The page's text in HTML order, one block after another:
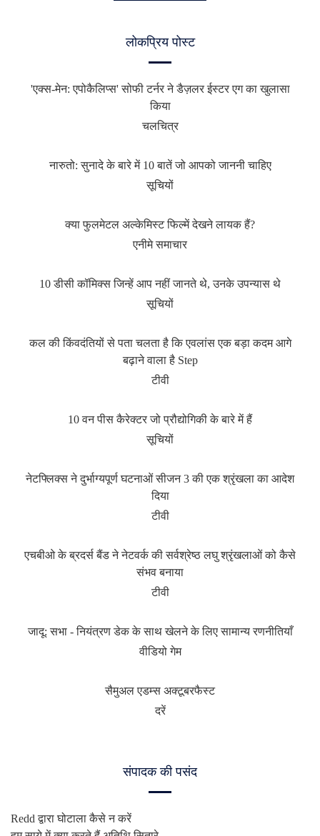
लोकप्रिय पोस्ट
'एक्स-मेन: एपोकैलिप्स' सोफी टर्नर ने डैज़लर ईस्टर एग का खुलासा
किया
चलचित्र
नारुतो: सुनादे के बारे में 10 बातें जो आपको जाननी चाहिए
सूचियों
क्या फुलमेटल अल्केमिस्ट फिल्में देखने लायक हैं?
एनीमे समाचार
10 डीसी कॉमिक्स जिन्हें आप नहीं जानते थे, उनके उपन्यास थे
सूचियों
कल की किंवदंतियों से पता चलता है कि एवलांस एक बड़ा कदम आगे
बढ़ाने वाला है Step
टीवी
10 वन पीस कैरेक्टर जो प्रौद्योगिकी के बारे में हैं
सूचियों
नेटफ्लिक्स ने दुर्भाग्यपूर्ण घटनाओं सीजन 3 की एक श्रृंखला का आदेश
दिया
टीवी
एचबीओ के ब्रदर्स बैंड ने नेटवर्क की सर्वश्रेष्ठ लघु श्रृंखलाओं को कैसे
संभव बनाया
टीवी
जादू: सभा - नियंत्रण डेक के साथ खेलने के लिए सामान्य रणनीतियाँ
वीडियो गेम
सैमुअल एडम्स अक्टूबरफैस्ट
दरें
संपादक की पसंद
Redd द्वारा घोटाला कैसे न करें